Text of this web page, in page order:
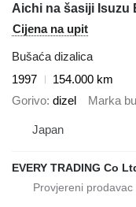
Aichi na šasiji Isuzu
Cijena na upit
Bušaća dizalica
1997
154.000 km
Gorivo dizel Marka
Japan
EVERY TRADING Co